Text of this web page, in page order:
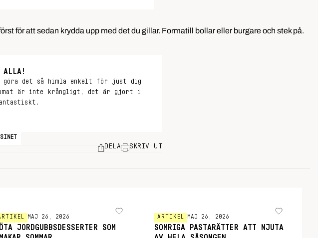
för att sedan krydda upp med det du gillar. Formatill bollar eller burgare och stek på.
ALLA!
göra det så himla enkelt för just dig
är inte krångligt, det är gjort i
DELA SKRIV UT
MAJ 26, 2026
JORDGUBBSDESSERTER SOM
ARTIKEL MAJ 26, 2026
SOMRIGA PASTARÄTTER ATT NJUTA